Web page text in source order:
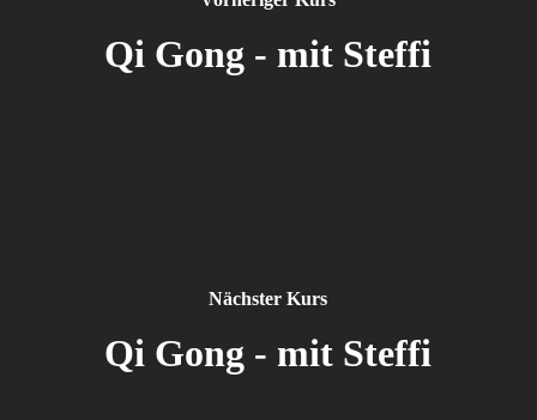
Qi Gong - mit Steffi
Nächster Kurs
Qi Gong - mit Steffi